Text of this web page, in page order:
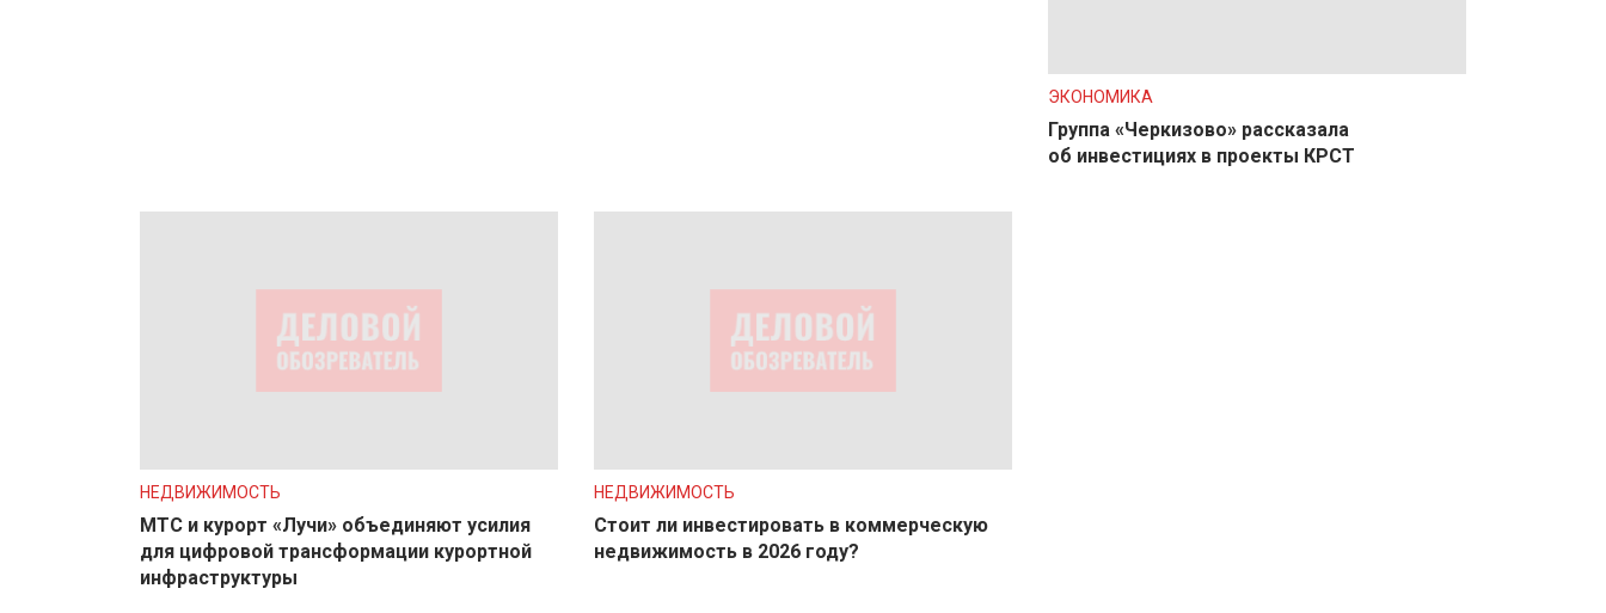
ЭКОНОМИКА
Группа «Черкизово» рассказала
об инвестициях в проекты КРСТ
НЕДВИЖИМОСТЬ
МТС и курорт «Лучи» объединяют усилия
для цифровой трансформации курортной
инфраструктуры
НЕДВИЖИМОСТЬ
Стоит ли инвестировать в коммерческую
недвижимость в 2026 году?